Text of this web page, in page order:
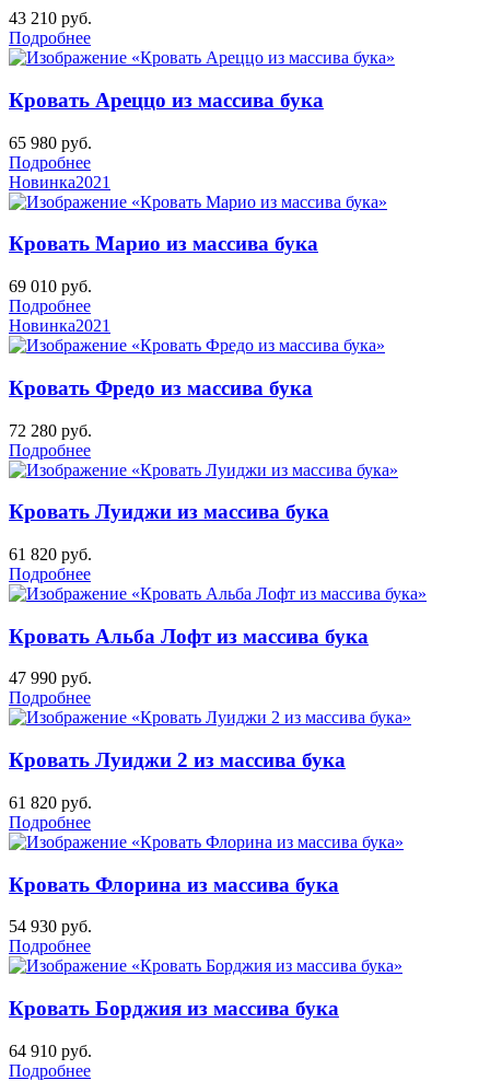
43 210 руб.
Подробнее
Кровать Ареццо из массива бука
65 980 руб.
Подробнее
Новинка2021
Кровать Марио из массива бука
69 010 руб.
Подробнее
Новинка2021
Кровать Фредо из массива бука
72 280 руб.
Подробнее
Кровать Луиджи из массива бука
61 820 руб.
Подробнее
Кровать Альба Лофт из массива бука
47 990 руб.
Подробнее
Кровать Луиджи 2 из массива бука
61 820 руб.
Подробнее
Кровать Флорина из массива бука
54 930 руб.
Подробнее
Кровать Борджия из массива бука
64 910 руб.
Подробнее